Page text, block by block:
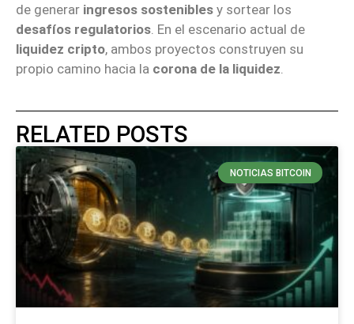
de generar ingresos sostenibles y sortear los
desafíos regulatorios . En el escenario actual de
liquidez cripto, ambos proyectos construyen su
propio camino hacia la corona de la liquidez
RELATED POSTS
NOTICIAS BITCOIN